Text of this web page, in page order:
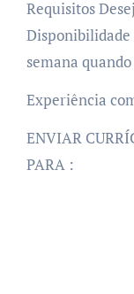
Requisitos
Disponibilidade
semana
Experiência
ENVIAR
PARA :